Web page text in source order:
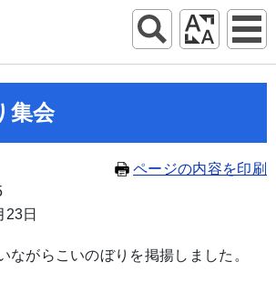
集会
ページの内容を印刷
日
ながらこいのぼりを掲揚しました。